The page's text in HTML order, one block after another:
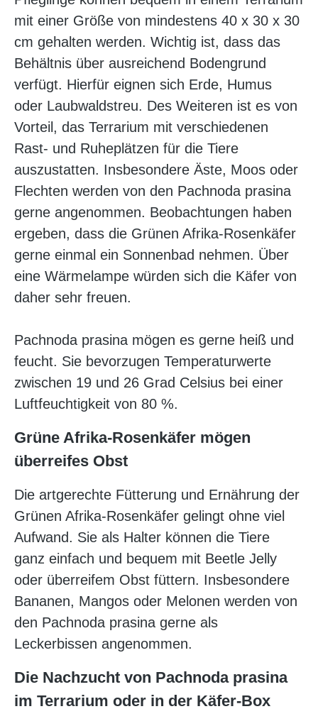
mit einer Größe von mindestens 40 x 30 x 30
cm gehalten werden. Wichtig ist, dass das
Behältnis über ausreichend Bodengrund
verfügt. Hierfür eignen sich Erde, Humus
oder Laubwaldstreu. Des Weiteren ist es von
Vorteil, das Terrarium mit verschiedenen
Rast- und Ruheplätzen für die Tiere
auszustatten. Insbesondere Äste, Moos oder
Flechten werden von den Pachnoda prasina
gerne angenommen. Beobachtungen haben
ergeben, dass die Grünen Afrika-Rosenkäfer
gerne einmal ein Sonnenbad nehmen. Über
eine Wärmelampe würden sich die Käfer von
daher sehr freuen.
Pachnoda prasina mögen es gerne heiß und
feucht. Sie bevorzugen Temperaturwerte
zwischen 19 und 26 Grad Celsius bei einer
Luftfeuchtigkeit von 80 %.
Grüne Afrika-Rosenkäfer mögen
überreifes Obst
Die artgerechte Fütterung und Ernährung der
Grünen Afrika-Rosenkäfer gelingt ohne viel
Aufwand. Sie als Halter können die Tiere
ganz einfach und bequem mit Beetle Jelly
oder überreifem Obst füttern. Insbesondere
Bananen, Mangos oder Melonen werden von
den Pachnoda prasina gerne als
Leckerbissen angenommen.
Die Nachzucht von Pachnoda prasina
im Terrarium oder in der Käfer-Box